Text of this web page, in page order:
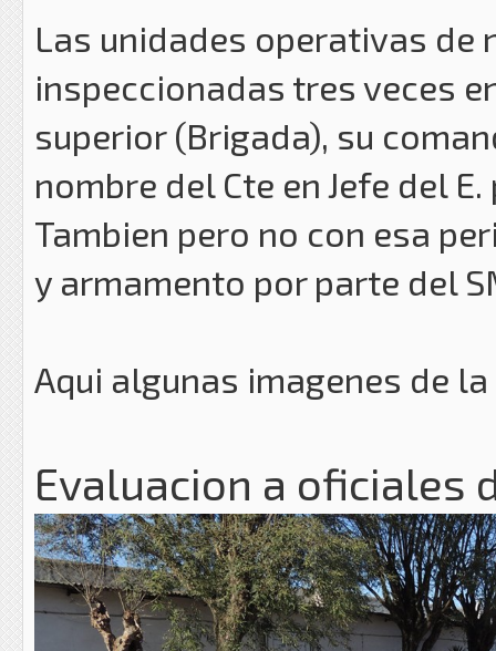
Las unidades operativas de
inspeccionadas tres veces
superior (Brigada), su
nombre del Cte en Jefe del
Tambien pero no con esa
y armamento por parte del
Aqui algunas imagenes de
Evaluacion a oficiales